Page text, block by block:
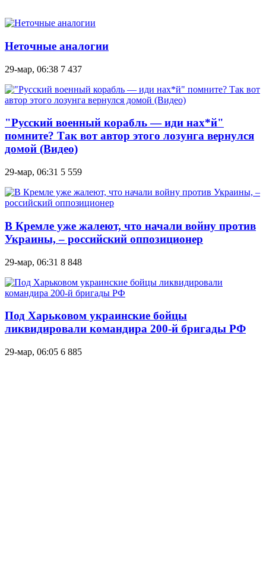
Неточные аналогии
29-мар, 06:38 7 437
"Русский военный корабль — иди нах*й"
помните? Так вот автор этого лозунга вернулся
домой (Видео)
29-мар, 06:31 5 559
В Кремле уже жалеют, что начали войну против
Украины, – российский оппозиционер
29-мар, 06:31 8 848
Под Харьковом украинские бойцы
ликвидировали командира 200-й бригады РФ
29-мар, 06:05 6 885